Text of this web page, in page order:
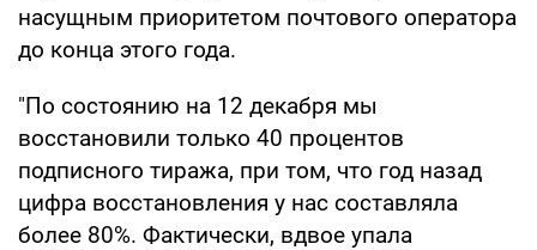
насущным приоритетом почтового оператора
до конца этого года.
"По состоянию на 12 декабря мы
восстановили только 40 процентов
подписного тиража, при том, что год назад
цифра восстановления у нас составляла
более 80%. Фактически, вдвое упала